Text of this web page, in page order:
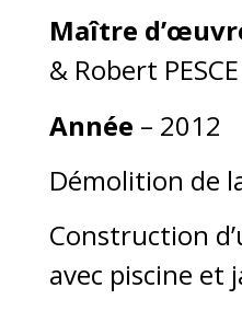
Maître
& Robert PESCE
Année – 2012
Démolition de
Construction
avec piscine et